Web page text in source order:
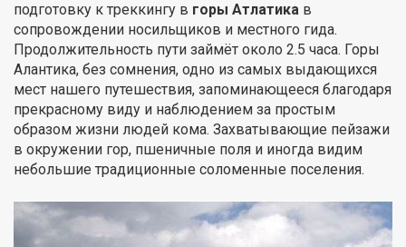
подготовку к треккингу в горы Атлатика в
сопровождении носильщиков и местного гида.
Продолжительность пути займёт около 2.5 часа. Горы
Алантика, без сомнения, одно из самых выдающихся
мест нашего путешествия, запоминающееся благодаря
прекрасному виду и наблюдением за простым
образом жизни людей кома. Захватывающие пейзажи
в окружении гор, пшеничные поля и иногда видим
небольшие традиционные соломенные поселения.